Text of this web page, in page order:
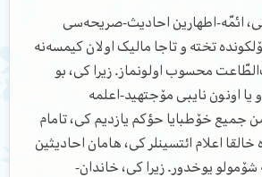
ائمّه-اطهارین احادیث-صریحه‌سی
تخته و تاجا مالیک اولان کیمسه‌نه
محسوب اولونماز. زیرا کی، بو
یا اونون نایبی مۆجتهید-اعلمه
من جمیع خۆطبایا حؤکم یازدیم کی، تامام
خالقا اعلام ائتسینلر کی، هامان احادیثین
یوخدور. زیرا کی، خاندان-